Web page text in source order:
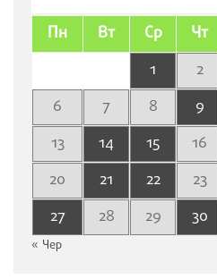
Пн Вт Ср Чт
1 2
6
7 8 9
13
14 15 16
20
21 22 23
27
28 29 30
« Чер